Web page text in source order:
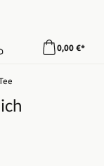
0,00 €*